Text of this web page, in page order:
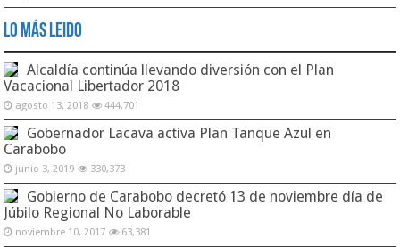
Lo Más Leido
Alcaldía continúa llevando diversión con el Plan
Vacacional Libertador 2018
agosto 13, 2018 444,701
Gobernador Lacava activa Plan Tanque Azul en
Carabobo
junio 3, 2019 330,373
Gobierno de Carabobo decretó 13 de noviembre día de
Júbilo Regional No Laborable
noviembre 10, 2017 63,381